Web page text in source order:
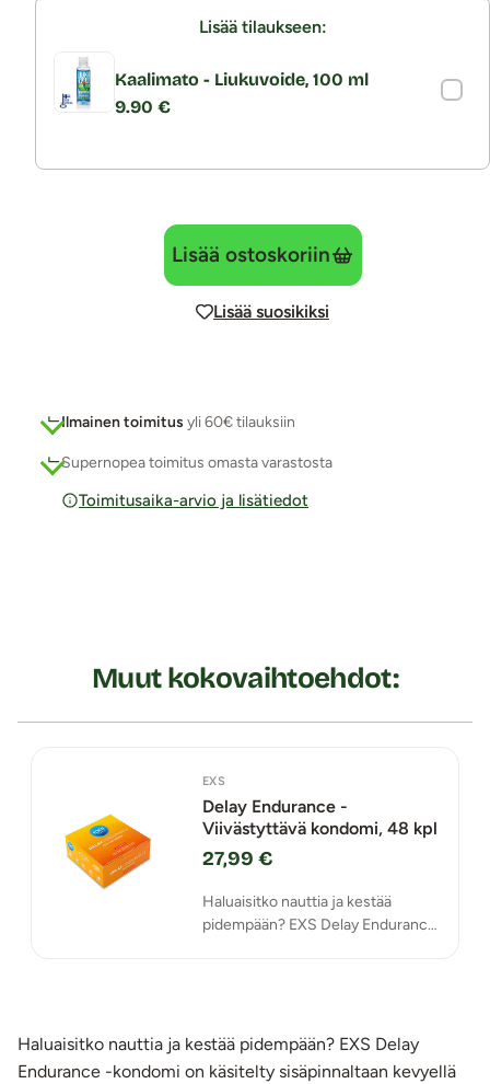
Lisää tilaukseen:
Kaalimato - Liukuvoide, 100 ml
9.90 €
Lisää ostoskoriin
Lisää suosikiksi
Ilmainen toimitus yli 60€ tilauksiin
Supernopea toimitus omasta varastosta
Toimitusaika-arvio ja lisätiedot
Muut kokovaihtoehdot:
EXS
Delay Endurance -
Viivästyttävä kondomi, 48 kpl
27,99 €
Haluaisitko nauttia ja kestää
pidempään? EXS Delay Endurance
viivästyttää herkkää
siemensyöksyä.
Haluaisitko nauttia ja kestää pidempään? EXS Delay
Endurance -kondomi on käsitelty sisäpinnaltaan kevyellä